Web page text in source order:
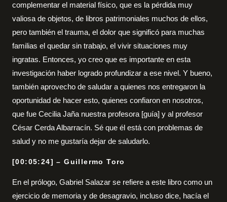
complementar el material físico, que es la pérdida muy
valiosa de objetos, de libros patrimoniales muchos de ellos,
pero también el trauma, el dolor que significó para muchas
familias el quedar sin trabajo, el vivir situaciones muy
ingratas. Entonces, yo creo que es importante en esta
investigación haber logrado profundizar a ese nivel. Y bueno,
también aprovecho de saludar a quienes nos entregaron la
oportunidad de hacer esto, quienes confiaron en nosotros,
que fue Cecilia Jaña nuestra profesora [guía] y al profesor
César Cerda Albarracín. Sé que él está con problemas de
salud y no me gustaría dejar de saludarlo.
[00:05:24] – Guillermo Toro
En el prólogo, Gabriel Salazar se refiere a este libro como un
ejercicio de memoria y de desagravio, incluso dice, hacía el